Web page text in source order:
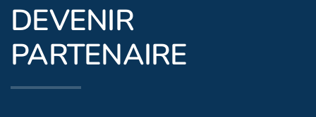
DEVENIR
PARTENAIRE